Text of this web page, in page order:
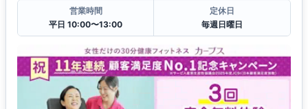
営業時間
平日 10:00〜13:00
定休日
毎週日曜日